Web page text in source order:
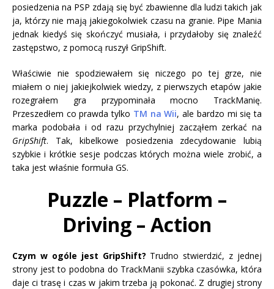
posiedzenia na PSP zdają się być zbawienne dla ludzi takich jak
ja, którzy nie mają jakiegokolwiek czasu na granie. Pipe Mania
jednak kiedyś się skończyć musiała, i przydałoby się znaleźć
zastępstwo, z pomocą ruszył GripShift.
Właściwie nie spodziewałem się niczego po tej grze, nie
miałem o niej jakiejkolwiek wiedzy, z pierwszych etapów jakie
rozegrałem gra przypominała mocno TrackManię.
Przeszedłem co prawda tylko TM na Wii, ale bardzo mi się ta
marka podobała i od razu przychylniej zacząłem zerkać na
GripShift. Tak, kibelkowe posiedzenia zdecydowanie lubią
szybkie i krótkie sesje podczas których można wiele zrobić, a
taka jest właśnie formuła GS.
Puzzle – Platform –
Driving – Action
Czym w ogóle jest GripShift? Trudno stwierdzić, z jednej
strony jest to podobna do TrackManii szybka czasówka, która
daje ci trasę i czas w jakim trzeba ją pokonać. Z drugiej strony